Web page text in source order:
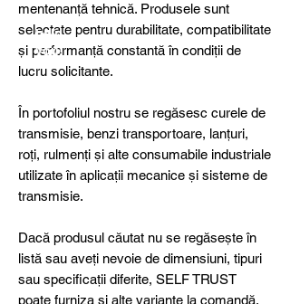
mentenanță tehnică. Produsele sunt
selectate pentru durabilitate, compatibilitate
și performanță constantă în condiții de
lucru solicitante.
În portofoliul nostru se regăsesc curele de
transmisie, benzi transportoare, lanțuri,
roți, rulmenți și alte consumabile industriale
utilizate în aplicații mecanice și sisteme de
transmisie.
Dacă produsul căutat nu se regăsește în
listă sau aveți nevoie de dimensiuni, tipuri
sau specificații diferite, SELF TRUST
poate furniza și alte variante la comandă,
to
help
you!